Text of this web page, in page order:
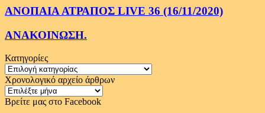
ΑΝΟΠΑΙΑ ΑΤΡΑΠΟΣ LIVE 36 (16/11/2020)
ΑΝΑΚΟΙΝΩΣΗ.
Κατηγορίες
Κατηγορίες
Χρονολογικό αρχείο άρθρων
Χρονολογικό
αρχείο
Βρείτε μας στο Facebook